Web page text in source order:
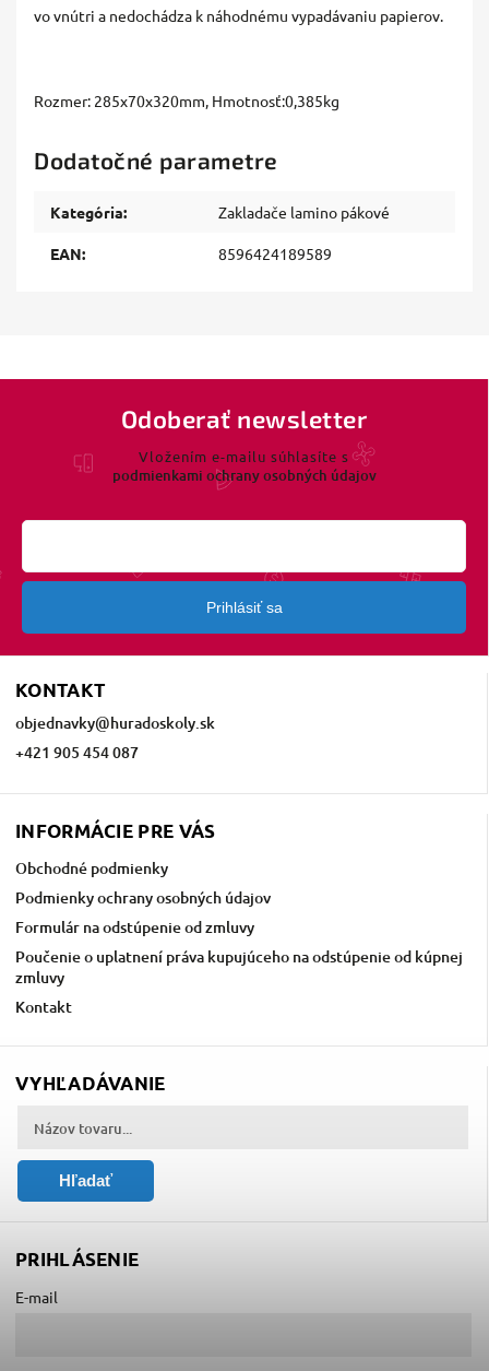
vo vnútri a nedochádza k náhodnému vypadávaniu papierov.
Rozmer: 285x70x320mm, Hmotnosť:0,385kg
Dodatočné parametre
Kategória: Zakladače lamino pákové
EAN: 8596424189589
KONTAKT
objednavky@huradoskoly.sk
+421 905 454 087
INFORMÁCIE PRE VÁS
Obchodné podmienky
Podmienky ochrany osobných údajov
Formulár na odstúpenie od zmluvy
Poučenie o uplatnení práva kupujúceho na odstúpenie od kúpnej
zmluvy
Kontakt
Odoberať newsletter
Vložením e-mailu súhlasíte s
podmienkami ochrany osobných údajov
Prihlásiť sa
VYHĽADÁVANIE
Hľadať
PRIHLÁSENIE
E-mail